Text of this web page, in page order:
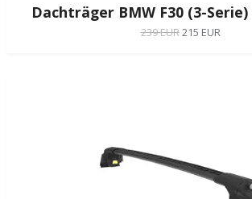
Dachträger BMW F30 (3-
239 EUR215 EUR